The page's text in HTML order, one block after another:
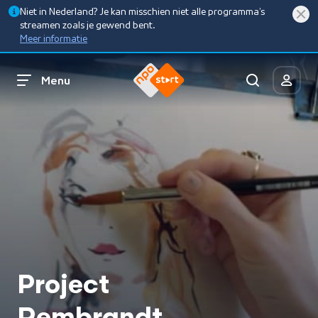
Niet in Nederland? Je kan misschien niet alle programma’s
streamen zoals je gewend bent.
Meer informatie
Menu
Project